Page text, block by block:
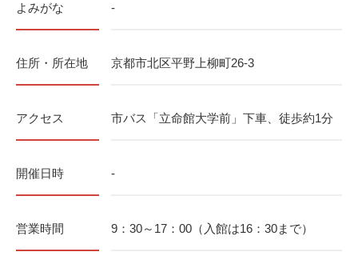
よみがな -
住所・所在地 京都市北区平野上柳町26-3
アクセス 市バス「立命館大学前」下車、徒歩約1分
開催日時 -
営業時間 9：30～17：00（入館は16：30まで）